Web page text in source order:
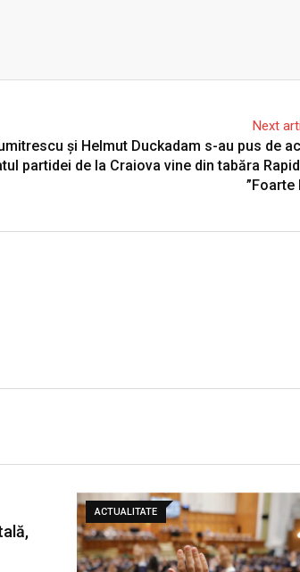
Next
și Helmut Duckadam s-au pus de
partidei de la Craiova vine din tabăra
”Foarte
ACTUALITATE